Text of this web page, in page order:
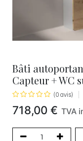
Bâti
Capteur + WC
(0 avis)
718,00 € TVA